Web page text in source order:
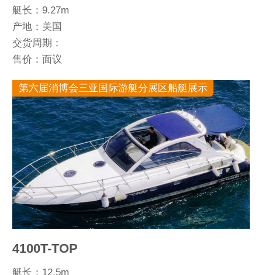
艇长：9.27m
产地：美国
交货周期：
售价：面议
第六届消博会三亚国际游艇分展区船艇展示
4100T-TOP
艇长：12.5m